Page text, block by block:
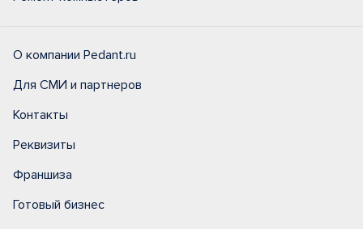
О компании Pedant.ru
Для СМИ и партнеров
Контакты
Реквизиты
Франшиза
Готовый бизнес